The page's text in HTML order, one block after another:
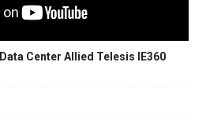
Center Allied Telesis IE360